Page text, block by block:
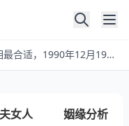
十二月马和什么属相最合适，1990年12月19日属马的和什么属相最配
女人 姻缘分析